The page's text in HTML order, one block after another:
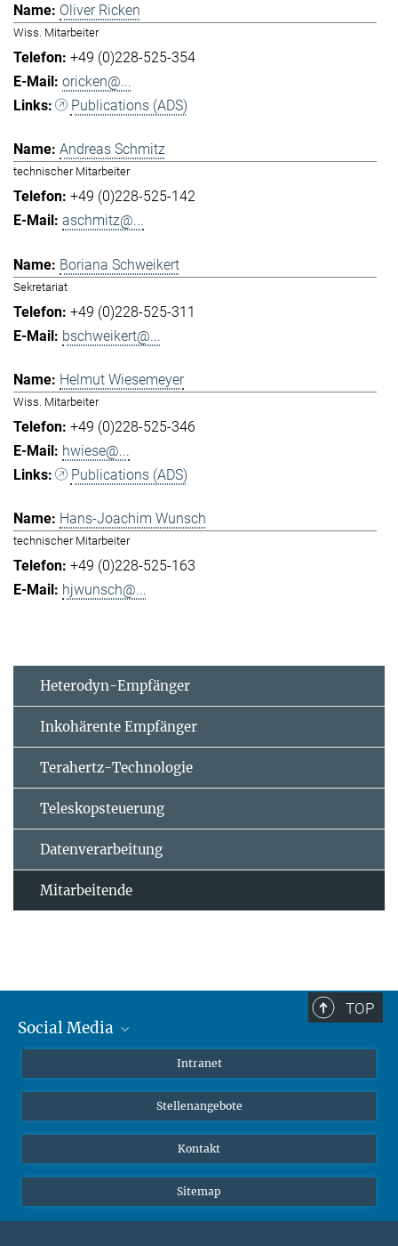
Oliver Ricken
Wiss. Mitarbeiter
+49 (0)228-525-354
oricken@...
Publications (ADS)
Andreas Schmitz
technischer Mitarbeiter
+49 (0)228-525-142
aschmitz@...
Boriana Schweikert
Sekretariat
+49 (0)228-525-311
bschweikert@...
Helmut Wiesemeyer
Wiss. Mitarbeiter
+49 (0)228-525-346
hwiese@...
Publications (ADS)
Hans-Joachim Wunsch
technischer Mitarbeiter
+49 (0)228-525-163
hjwunsch@...
Heterodyn-Empfänger
Inkohärente Empfänger
Terahertz-Technologie
Teleskopsteuerung
Datenverarbeitung
Mitarbeitende
TOP
Social Media
Instagram
LinkedIn
Intranet
Stellenangebote
Kontakt
Sitemap